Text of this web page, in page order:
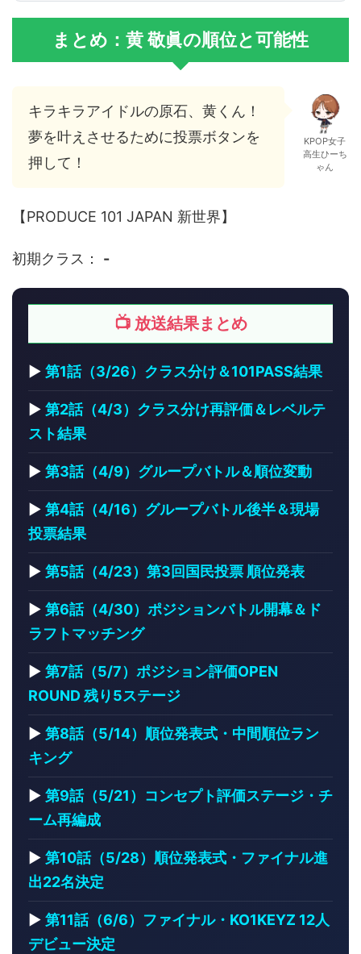
まとめ：黄 敬眞の順位と可能性
キラキラアイドルの原石、黄くん！
夢を叶えさせるために投票ボタンを
押して！
KPOP女子
高生ひーち
ゃん
【PRODUCE 101 JAPAN 新世界】
初期クラス： -
📺 放送結果まとめ
▶ 第1話（3/26）クラス分け＆101PASS結果
▶ 第2話（4/3）クラス分け再評価＆レベルテ
スト結果
▶ 第3話（4/9）グループバトル＆順位変動
▶ 第4話（4/16）グループバトル後半＆現場
投票結果
▶ 第5話（4/23）第3回国民投票 順位発表
▶ 第6話（4/30）ポジションバトル開幕＆ド
ラフトマッチング
▶ 第7話（5/7）ポジション評価OPEN
ROUND 残り5ステージ
▶ 第8話（5/14）順位発表式・中間順位ラン
キング
▶ 第9話（5/21）コンセプト評価ステージ・チ
ーム再編成
▶ 第10話（5/28）順位発表式・ファイナル進
出22名決定
▶ 第11話（6/6）ファイナル・KO1KEYZ 12人
デビュー決定